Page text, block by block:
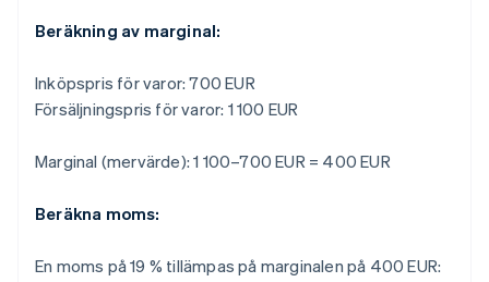
Beräkning av marginal:
Inköpspris för varor: 700 EUR
Försäljningspris för varor: 1 100 EUR
Marginal (mervärde): 1 100–700 EUR = 400 EUR
Beräkna moms:
En moms på 19 % tillämpas på marginalen på 400 EUR: